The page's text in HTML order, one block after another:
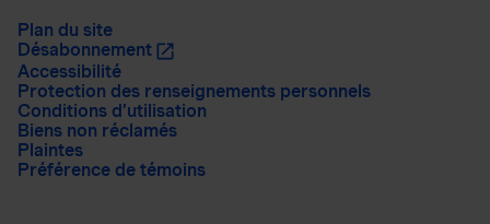
Plan du site
Désabonnement
Accessibilité
Protection des renseignements personnels
Conditions d’utilisation
Biens non réclamés
Plaintes
Préférence de témoins